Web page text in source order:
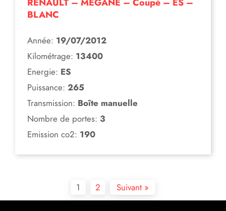
BLANC
Année: 19/07/2012
Kilométrage: 13400
Energie: ES
Puissance: 265
Transmission: Boîte manuelle
Nombre de portes: 3
Emission co2: 190
1 2 Suivant »